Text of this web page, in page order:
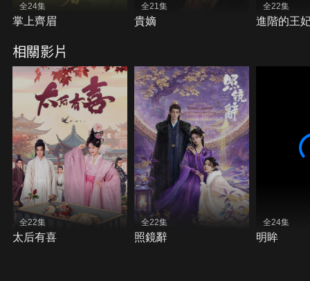
全24集
掌上齊眉
全21集
貴嫡
全22集
進階的王
相關影片
全22集
太后有喜
全22集
照鏡辭
全24集
明眸